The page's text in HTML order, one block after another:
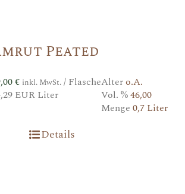
Peated
€ inkl. MwSt./ Flasche
EUR Liter
Altero.A.
Vol. %46,00
Menge 0,7 Liter
Details